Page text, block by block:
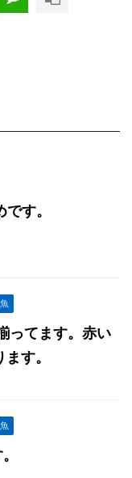
す。
ってます。赤い
す。